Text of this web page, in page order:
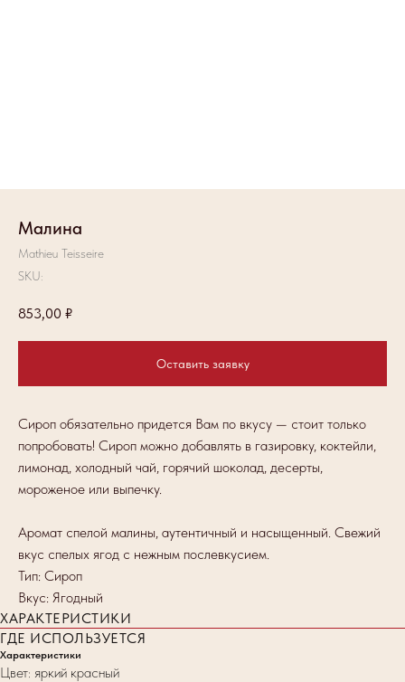
Малина
Mathieu Teisseire
SKU:
853,00 ₽
Оставить заявку
Сироп обязательно придется Вам по вкусу — стоит только
попробовать! Сироп можно добавлять в газировку, коктейли,
лимонад, холодный чай, горячий шоколад, десерты,
мороженое или выпечку.
Аромат спелой малины, аутентичный и насыщенный. Свежий
вкус спелых ягод с нежным послевкусием.
Тип: Сироп
Вкус: Ягодный
ХАРАКТЕРИСТИКИ
ГДЕ ИСПОЛЬЗУЕТСЯ
Характеристики
Цвет: яркий красный